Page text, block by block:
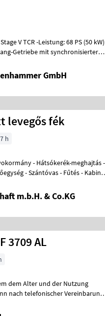
V TCR -Leistung: 68 PS (50 kW)
Getriebe mit synchronisierter
GmbH
levegős fék
h
- Szántóvas - Fűtés - Kabin -
m.b.H. & Co.KG
3709 AL
dem Alter und der Nutzung
nach telefonischer Vereinbarung